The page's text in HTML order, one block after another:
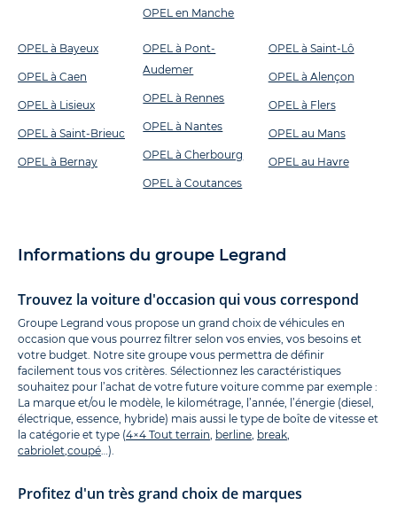
OPEL en Manche
OPEL à Bayeux
OPEL à Caen
OPEL à Lisieux
OPEL à Saint-Brieuc
OPEL à Bernay
OPEL à Pont-
Audemer
OPEL à Rennes
OPEL à Nantes
OPEL à Cherbourg
OPEL à Coutances
OPEL à Saint-Lô
OPEL à Alençon
OPEL à Flers
OPEL au Mans
OPEL au Havre
Informations du groupe Legrand
Trouvez la voiture d'occasion qui vous correspond
Groupe Legrand vous propose un grand choix de véhicules en
occasion que vous pourrez filtrer selon vos envies, vos besoins et
votre budget. Notre site groupe vous permettra de définir
facilement tous vos critères. Sélectionnez les caractéristiques
souhaitez pour l’achat de votre future voiture comme par exemple :
La marque et/ou le modèle, le kilométrage, l’année, l’énergie (diesel,
électrique, essence, hybride) mais aussi le type de boîte de vitesse et
la catégorie et type (4×4 Tout terrain, berline, break,
cabriolet,coupé…).
Profitez d'un très grand choix de marques